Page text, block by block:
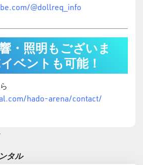
@dollreq_info
・照明もございま
ベントも可能！
hado-arena/contact/
タル